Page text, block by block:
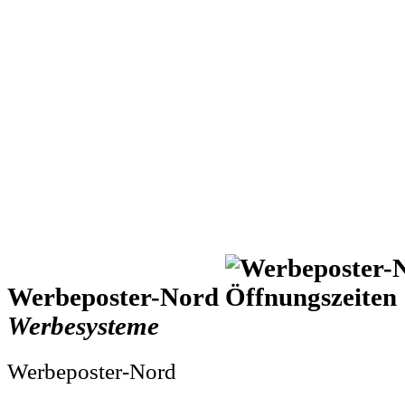
Werbeposter-Nord
Werbesysteme
Werbeposter-Nord